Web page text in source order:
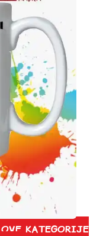
KATEGORIJE